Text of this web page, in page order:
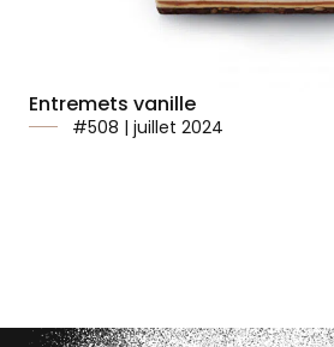
Entremets vanille
#508 | juillet 2024